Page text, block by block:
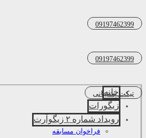
09197462399
09197462399
تیکت پشتیبانی
خانه
زیگورات
رویداد شماره ۲ زیگوآرت
فراخوان مسابقه